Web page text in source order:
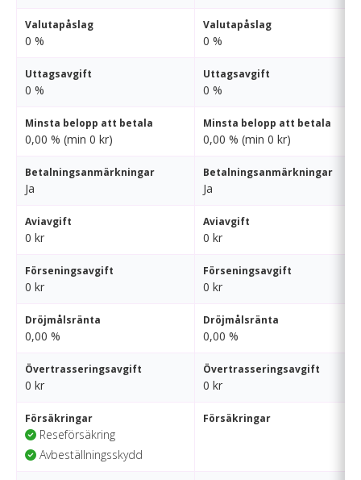
Valutapåslag
0 %
Valutapåslag
0 %
Uttagsavgift
0 %
Uttagsavgift
0 %
Minsta belopp att betala
0,00 % (min 0 kr)
Minsta belopp att betala
0,00 % (min 0 kr)
Betalningsanmärkningar
Ja
Betalningsanmärkningar
Ja
Aviavgift
0 kr
Aviavgift
0 kr
Förseningsavgift
0 kr
Förseningsavgift
0 kr
Dröjmålsränta
0,00 %
Dröjmålsränta
0,00 %
Övertrasseringsavgift
0 kr
Övertrasseringsavgift
0 kr
Försäkringar
Reseförsäkring
Avbeställningsskydd
Försäkringar